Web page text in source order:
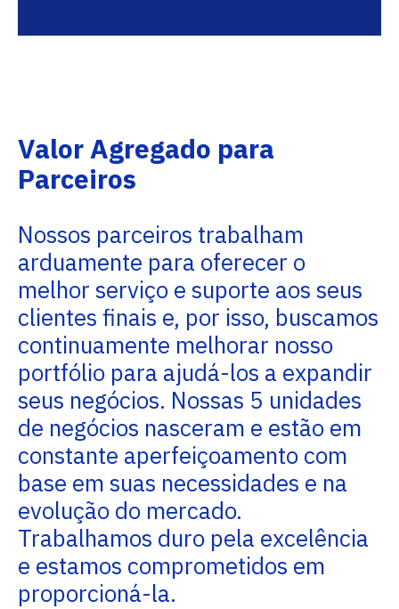
Valor Agregado para
Parceiros
Nossos parceiros trabalham
arduamente para oferecer o
melhor serviço e suporte aos seus
clientes finais e, por isso, buscamos
continuamente melhorar nosso
portfólio para ajudá-los a expandir
seus negócios. Nossas 5 unidades
de negócios nasceram e estão em
constante aperfeiçoamento com
base em suas necessidades e na
evolução do mercado.
Trabalhamos duro pela excelência
e estamos comprometidos em
proporcioná-la.